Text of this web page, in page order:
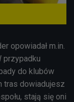
opowiadał m.in.
przypadku
do klubów
tras dowiadujesz
stają się oni